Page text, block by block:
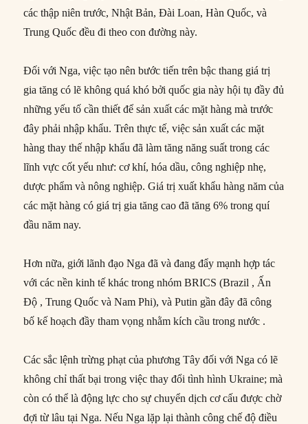
các thập niên trước, Nhật Bản, Đài Loan, Hàn Quốc, và
Trung Quốc đều đi theo con đường này.
Đối với Nga, việc tạo nên bước tiến trên bậc thang giá trị
gia tăng có lẽ không quá khó bởi quốc gia này hội tụ đầy đủ
những yếu tố cần thiết để sản xuất các mặt hàng mà trước
đây phải nhập khẩu. Trên thực tế, việc sản xuất các mặt
hàng thay thế nhập khẩu đã làm tăng năng suất trong các
lĩnh vực cốt yếu như: cơ khí, hóa dầu, công nghiệp nhẹ,
dược phẩm và nông nghiệp. Giá trị xuất khẩu hàng năm của
các mặt hàng có giá trị gia tăng cao đã tăng 6% trong quí
đầu năm nay.
Hơn nữa, giới lãnh đạo Nga đã và đang đẩy mạnh hợp tác
với các nền kinh tế khác trong nhóm BRICS (Brazil , Ấn
Độ , Trung Quốc và Nam Phi), và Putin gần đây đã công
bố kế hoạch đầy tham vọng nhằm kích cầu trong nước .
Các sắc lệnh trừng phạt của phương Tây đối với Nga có lẽ
không chỉ thất bại trong việc thay đổi tình hình Ukraine; mà
còn có thể là động lực cho sự chuyển dịch cơ cấu được chờ
đợi từ lâu tại Nga. Nếu Nga lặp lại thành công chế độ điều